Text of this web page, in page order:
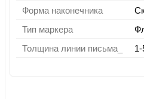
Форма наконечника
Тип маркера
Толщина линии письма_